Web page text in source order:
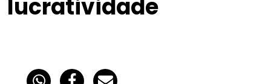
lucratividade